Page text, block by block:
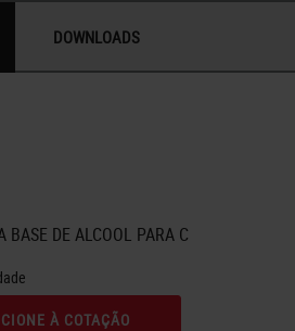
DOWNLOADS
BASE DE ALCOOL PARA C
À COTAÇÃO